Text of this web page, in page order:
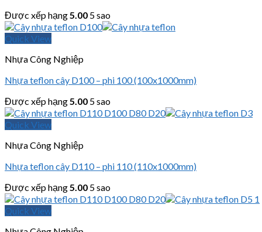
Được xếp hạng5.00 5 sao
Quick View
Nhựa Công Nghiệp
Nhựa teflon cây D100 – phi 100 (100x1000mm)
Được xếp hạng5.00 5 sao
Quick View
Nhựa Công Nghiệp
Nhựa teflon cây D110 – phi 110 (110x1000mm)
Được xếp hạng5.00 5 sao
Quick View